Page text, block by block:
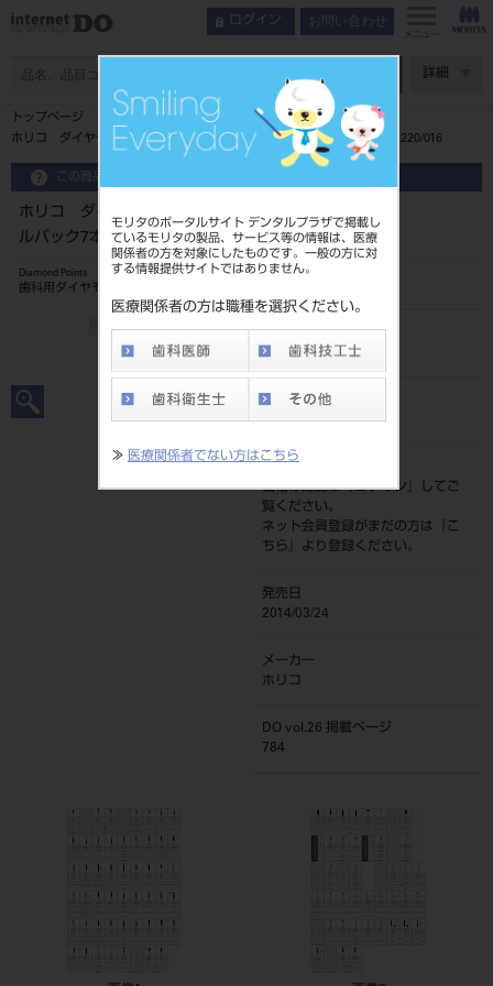
モリタのポータルサイト デンタルプラザで掲載し
ているモリタの製品、サービス等の情報は、医療
関係者の方を対象にしたものです。一般の方に対
する情報提供サイトではありません。
医療関係者の方は職種を選択ください。
≫ 医療関係者でない方はこちら
ログイン お問い合わせ
メニュー
詳細
トップページ
ホリコ ダイヤモンドポイント FG 特大型 スペシャルパック7本入 220/016
この商品に関するお問い合わせ
ホリコ ダイヤモンドポイント FG 特大型 スペシャ
ルパック7本入 220/016
Diamond Points
歯科用ダイヤモンドバー
品目コード
206510115
JAN/EANコード
4580191025380
価格の確認は『ログイン
』してご
覧ください。
ネット会員登録がまだの方は『
こ
ちら
』より登録ください。
発売日
2014/03/24
メーカー
ホリコ
DO vol.26 掲載ページ
784